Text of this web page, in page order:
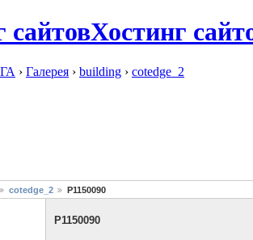
Хостинг
› Галерея › building › cotedge_2
cotedge_2 P1150090
P1150090